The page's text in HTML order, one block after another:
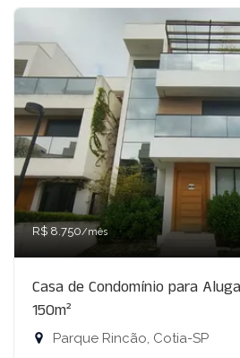
R$ 8.750/mês
Casa de Condomínio para
150m²
Parque Rincão, Cotia-SP